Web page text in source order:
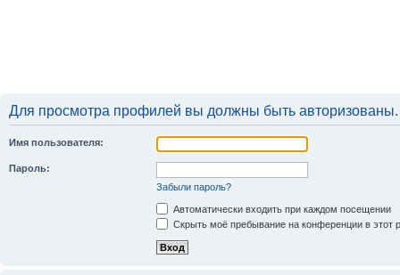
Для просмотра профилей вы должны быть авторизованы.
Имя пользователя:
Пароль:
Забыли пароль?
Автоматически входить при каждом посещении
Скрыть моё пребывание на конференции в этот